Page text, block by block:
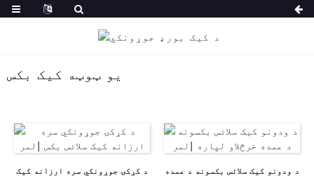
یو ټوټه کیک بکس
د کړکۍ جوړونکي سره ارزانه کیک
د ودونو کیک سلائس بکسونه د عمده